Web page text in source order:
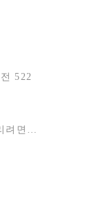
522
려면…